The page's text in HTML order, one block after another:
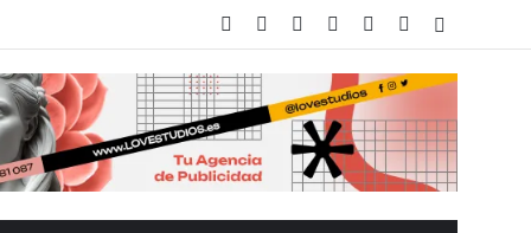
Facebook LinkedInInstagram
TikTokRSS